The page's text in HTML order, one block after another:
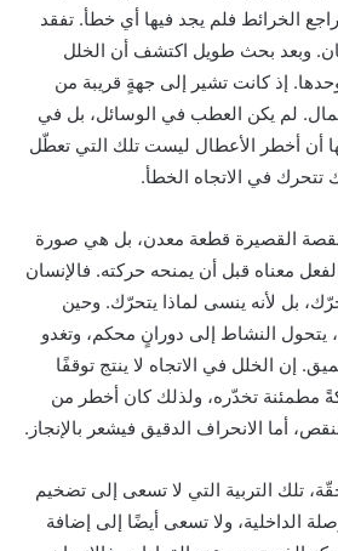
الخرائط فلم يجد فيها أي خطأ. تفقد
وبعد بحث طويل اكتشف أن الخلل
إذ كانت تشير إلى جهةٍ قريبة من
لم يكن العطب في الوسائل، بل في
أن أخطر الأعطال ليست تلك التي تعطّل
تتحرك في الاتجاه الخطأ.
القصيرة قطعة معدن، بل هي صورة
معناه قبل أن يمنحه حركته. فالإنسان
بل لأنه ينسى لماذا يتحرّك. وحين
يتحول النشاط إلى دورانٍ محكم، وتغدو
إن الخلل في الاتجاه لا ينتج توقفًا
مطمئنة تخدّره، ولذلك كان أخطر من
أما الانحراف الدقيق فيشعر بالإنجاز.
تلك التربية التي لا تسعى إلى تضخيم
الداخلية، ولا تسعى أيضًا إلى إضافة